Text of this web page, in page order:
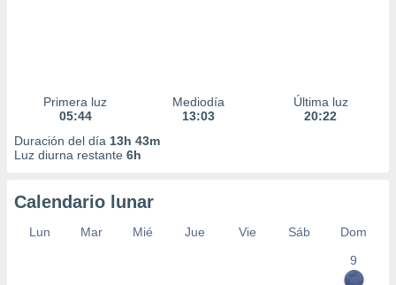
Primera luz
05:44
Mediodía
13:03
Última luz
20:22
Duración del día 13h 43m
Luz diurna restante 6h
Calendario lunar
Lun Mar Mié Jue Vie Sáb
Dom
9